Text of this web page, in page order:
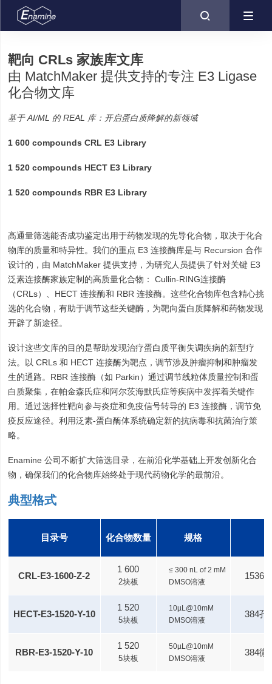

靶向 CRLs 家族库文库
由 MatchMaker 提供支持的专注 E3 Ligase
化合物文库
基于 AI/ML 的 REAL 库：开启蛋白质降解的新领域
1 600 compounds CRL E3 Library
1 520 compounds HECT E3 Library
1 520 compounds RBR E3 Library
高通量筛选能否成功鉴定出用于药物发现的先导化合物，取决于化合
物库的质量和特异性。我们的重点 E3 连接酶库是与 Recursion 合作
设计的，由 MatchMaker 提供支持，为研究人员提供了针对关键 E3
泛素连接酶家族定制的高质量化合物： Cullin-RING连接酶
（CRLs）、HECT 连接酶和 RBR 连接酶。这些化合物库包含精心挑
选的化合物，有助于调节这些关键酶，为靶向蛋白质降解和药物发现
开辟了新途径。
设计这些文库的目的是帮助发现治疗蛋白质平衡失调疾病的新型疗
法。以 CRLs 和 HECT 连接酶为靶点，调节涉及肿瘤抑制和肿瘤发
生的通路。RBR 连接酶（如 Parkin）通过调节线粒体质量控制和蛋
白质聚集，在帕金森氏症和阿尔茨海默氏症等疾病中发挥着关键作
用。通过选择性靶向参与炎症和免疫信号转导的 E3 连接酶，调节免
疫反应途径。利用泛素-蛋白酶体系统确定新的抗病毒和抗菌治疗策
略。
Enamine 公司不断扩大筛选目录，在前沿化学基础上开发创新化合
物，确保我们的化合物库始终处于现代药物化学的最前沿。
典型格式
目录号 化合物数量 规格
CRL-E3-1600-Z-2
1 600
2块板
≤ 300 nL of 2 mM
DMSO溶液
1536
HECT-E3-1520-Y-10
1 520
5块板
10µL@10mM
DMSO溶液
384孔
RBR-E3-1520-Y-10
1 520
5块板
50µL@10mM
DMSO溶液
384微